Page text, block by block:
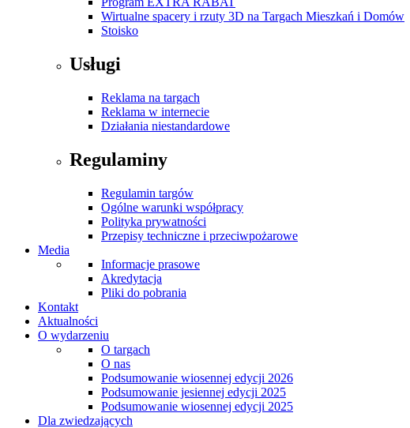
Wirtualne spacery i rzuty 3D na Targach Mieszkań i Domów
Stoisko
Usługi
Reklama na targach
Reklama w internecie
Działania niestandardowe
Regulaminy
Regulamin targów
Ogólne warunki współpracy
Polityka prywatności
Przepisy techniczne i przeciwpożarowe
Media
Informacje prasowe
Akredytacja
Pliki do pobrania
Kontakt
Aktualności
O wydarzeniu
O targach
O nas
Podsumowanie wiosennej edycji 2026
Podsumowanie jesiennej edycji 2025
Podsumowanie wiosennej edycji 2025
Dla zwiedzających